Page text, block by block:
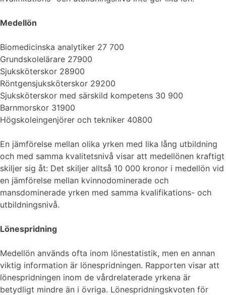
Medellön
Biomedicinska analytiker 27 700
Grundskolelärare 27900
Sjuksköterskor 28900
Röntgensjuksköterskor 29200
Sjuksköterskor med särskild kompetens 30 900
Barnmorskor 31900
Högskoleingenjörer och tekniker 40800
En jämförelse mellan olika yrken med lika lång utbildning
och med samma kvalitetsnivå visar att medellönen kraftigt
skiljer sig åt: Det skiljer alltså 10 000 kronor i medellön vid
en jämförelse mellan kvinnodominerade och
mansdominerade yrken med samma kvalifikations- och
utbildningsnivå.
Lönespridning
Medellön används ofta inom lönestatistik, men en annan
viktig information är lönespridningen. Rapporten visar att
lönespridningen inom de vårdrelaterade yrkena är
betydligt mindre än i övriga. Lönespridningskvoten för